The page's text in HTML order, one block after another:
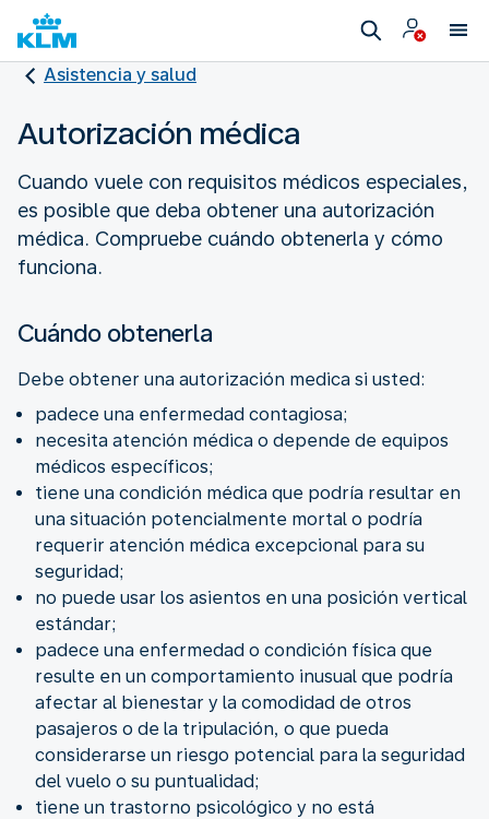
Asistencia y salud
Autorización médica
Cuando vuele con requisitos médicos especiales,
es posible que deba obtener una autorización
médica. Compruebe cuándo obtenerla y cómo
funciona.
Cuándo obtenerla
Debe obtener una autorización medica si usted:
padece una enfermedad contagiosa;
necesita atención médica o depende de equipos
médicos específicos;
tiene una condición médica que podría resultar en
una situación potencialmente mortal o podría
requerir atención médica excepcional para su
seguridad;
no puede usar los asientos en una posición vertical
estándar;
padece una enfermedad o condición física que
resulte en un comportamiento inusual que podría
afectar al bienestar y la comodidad de otros
pasajeros o de la tripulación, o que pueda
considerarse un riesgo potencial para la seguridad
del vuelo o su puntualidad;
tiene un trastorno psicológico y no está